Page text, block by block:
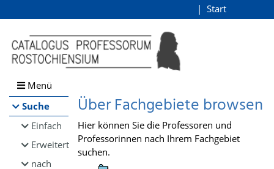
Browsen
direkt zum Inhalt
Start
Menü
Suche
Einfach
Erweitert
nach
Über Fachgebiete browsen
Hier können Sie die Professoren und
Professorinnen nach Ihrem Fachgebiet
suchen.